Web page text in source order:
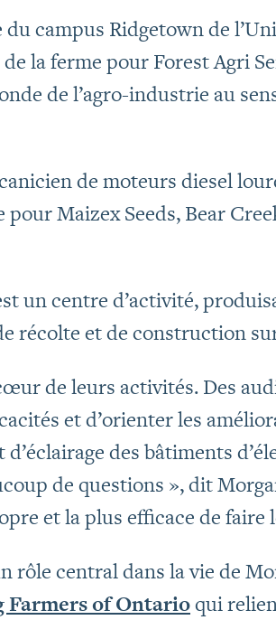
campus Ridgetown de
la ferme pour Forest Agri
de l’agro-industrie au
de moteurs diesel
Maizex Seeds, Bear
un centre d’activité,
récolte et de construction
de leurs activités. Des
et d’orienter les
des bâtiments
de questions », dit
et la plus efficace de faire
rôle central dans la vie de
Farmers of Ontarioqui